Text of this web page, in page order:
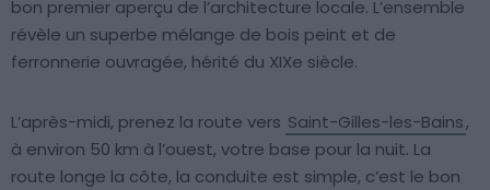
bon premier aperçu de l’architecture locale. L’ensemble
révèle un superbe mélange de bois peint et de
ferronnerie ouvragée, hérité du XIXe siècle.
L’après-midi, prenez la route vers Saint-Gilles-les-Bains,
à environ 50 km à l’ouest, votre base pour la nuit. La
route longe la côte, la conduite est simple, c’est le bon